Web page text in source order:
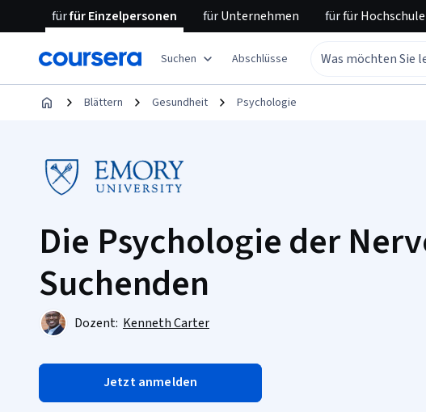
fürfür Einzelpersonen fürUnternehmen fürfür
Suchen Abschlüsse
Blättern Gesundheit Psychologie
Die Psychologie der
Suchenden
Dozent: Kenneth Carter
Jetzt anmelden